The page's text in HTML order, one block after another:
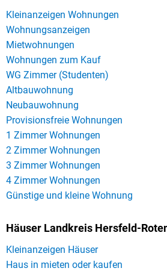
Kleinanzeigen Wohnungen
Wohnungsanzeigen
Mietwohnungen
Wohnungen zum Kauf
WG Zimmer (Studenten)
Altbauwohnung
Neubauwohnung
Provisionsfreie Wohnungen
1 Zimmer Wohnungen
2 Zimmer Wohnungen
3 Zimmer Wohnungen
4 Zimmer Wohnungen
Günstige und kleine Wohnung
Häuser Landkreis Hersfeld-
Kleinanzeigen Häuser
Haus in mieten oder kaufen